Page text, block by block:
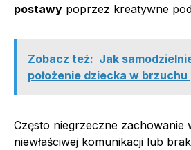
postawy poprzez kreatywne
Zobacz też: Jak
położenie dziecka w
Często niegrzeczne zachowanie
niewłaściwej komunikacji lub